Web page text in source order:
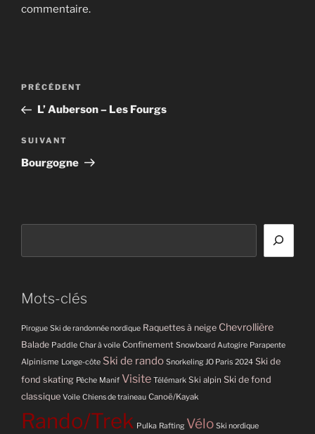
commentaire.
Navigation
l’article
Article
précédent
PRÉCÉDENT
L’ Auberson – Les Fourgs
Article
suivant
SUIVANT
Bourgogne
Mots-clés
Pirogue Ski de randonnée nordique Raquettes à neige Chevrollière
Balade Paddle Char à voile Confinement Snowboard Autogire Parapente
Alpinisme Longe-côte Ski de rando Snorkeling JO Paris 2024 Ski de
fond skating Pêche Manif Visite Télémark Ski alpin Ski de fond
classique Voile Chiens de traineau Canoë/Kayak
Rando/Trek Pulka Rafting Vélo Ski nordique